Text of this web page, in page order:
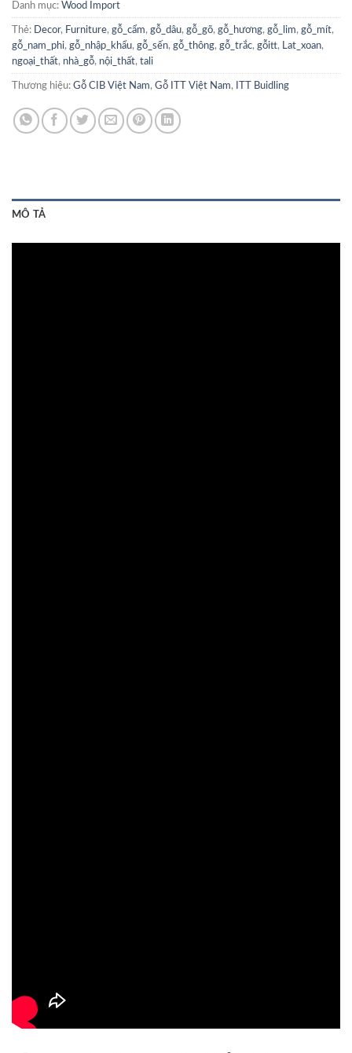
Danh mục: Wood Import
Thẻ: Decor, Furniture, gỗ_cẩm, gỗ_dâu, gỗ_gõ, gỗ_hương, gỗ_lim, gỗ_mít,
gỗ_nam_phi, gỗ_nhập_khẩu, gỗ_sến, gỗ_thông, gỗ_trắc, gỗitt, Lat_xoan,
ngoại_thất, nhà_gỗ, nội_thất, tali
Thương hiệu: Gỗ CIB Việt Nam, Gỗ ITT Việt Nam, ITT Buidling
MÔ TẢ